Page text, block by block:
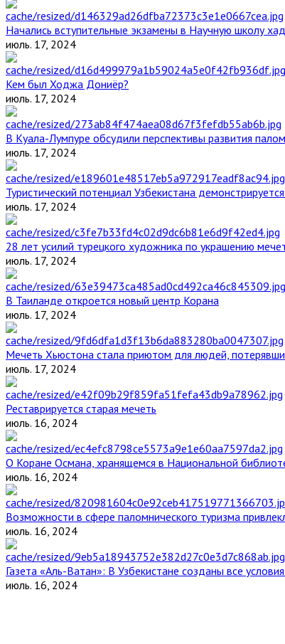
Начались вступительные экзамены в Научную школу
июль. 17, 2024
Кем был Ходжа Дониёр?
июль. 17, 2024
В Куала-Лумпуре обсудили перспективы развития
июль. 17, 2024
Туристический потенциал Узбекистана
июль. 17, 2024
28 лет усилий турецкого художника по украшению
июль. 17, 2024
В Таиланде откроется новый центр Корана
июль. 17, 2024
Мечеть Хьюстона стала приютом для людей,
июль. 17, 2024
Реставрируется старая мечеть
июль. 16, 2024
О Коране Османа, хранящемся в Национальной
июль. 16, 2024
Возможности в сфере паломнического туризма
июль. 16, 2024
Газета «Аль-Ватан»: В Узбекистане созданы все
июль. 16, 2024